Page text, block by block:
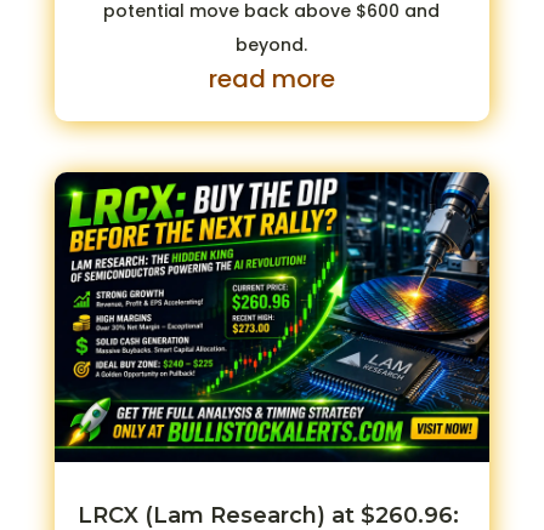
potential move back above $600 and
beyond.
read more
LRCX (Lam Research) at $260.96: